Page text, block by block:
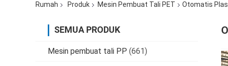
Rumah Produk Mesin Pembuat Tali PET Otomatis
SEMUA PRODUK
Mesin pembuat tali PP (661)